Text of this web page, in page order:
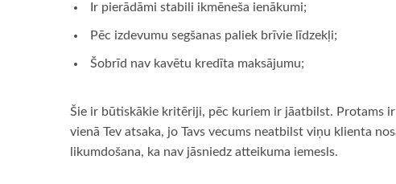
Ir pierādāmi stabili ikmēneša ienākumi;
Pēc izdevumu segšanas paliek brīvie līdzekļi;
Šobrīd nav kavētu kredīta maksājumu;
Šie ir būtiskākie kritēriji, pēc kuriem ir jāatbilst. Protams
vienā Tev atsaka, jo Tavs vecums neatbilst viņu klienta
likumdošana, ka nav jāsniedz atteikuma iemesls.